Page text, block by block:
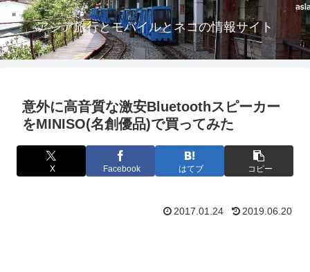
アジア旅行とモバイルとネコの情報サイト
意外に高音質な激安Bluetoothスピーカー
をMINISO(名創優品)で買ってみた
X Facebook はてブ コピー
2017.01.24 2019.06.20